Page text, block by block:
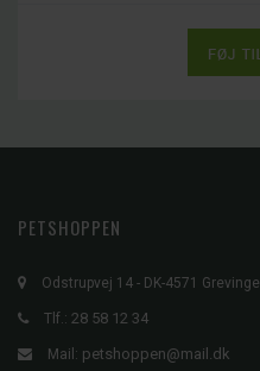
PETSHOPPEN
Odstrupvej 14 - DK-4571 Grevinge
Tlf.: 28 58 12 34
Mail: petshoppen@mail.dk